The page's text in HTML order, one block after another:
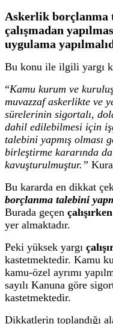
Askerlik borçlanma
çalışmadan
uygulama
Bu konu ile ilgili yargı
“Kamu kurum ve
muvazzaf askerlikte ve
sürelerinin sigortalı,
dahil edilebilmesi için
talebini yapmış olması
birleştirme kararında da
kavuşturulmuştur.”
Bu kararda en dikkat
borçlanma talebini
Burada geçen çalışırken
yer almaktadır.
Peki yüksek yargı
kastetmektedir. Kamu
kamu-özel ayrımı
sayılı Kanuna göre
kastetmektedir.
Dikkatlerin toplandığı